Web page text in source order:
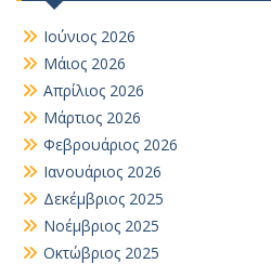
Ιούνιος 2026
Μάιος 2026
Απρίλιος 2026
Μάρτιος 2026
Φεβρουάριος 2026
Ιανουάριος 2026
Δεκέμβριος 2025
Νοέμβριος 2025
Οκτώβριος 2025